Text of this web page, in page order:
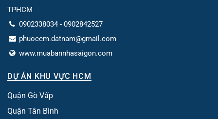
TPHCM
0902338034 - 0902842527
phuocem.datnam@gmail.com
www.muabannhasaigon.com
DỰ ÁN KHU VỰC HCM
Quận Gò Vấp
Quận Tân Bình